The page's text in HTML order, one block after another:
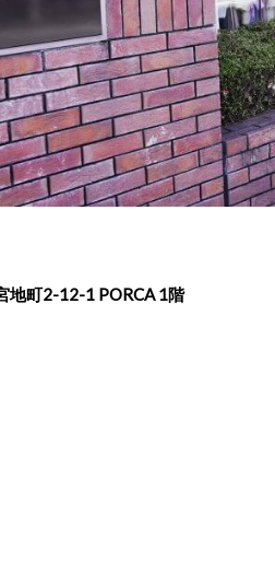
地町2-12-1 PORCA 1階